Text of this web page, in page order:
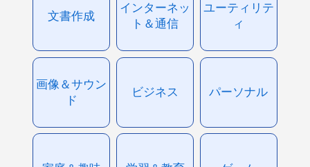
文書作成
インターネッ
ト＆通信
ユーティリテ
ィ
画像＆サウン
ド
ビジネス パーソナル